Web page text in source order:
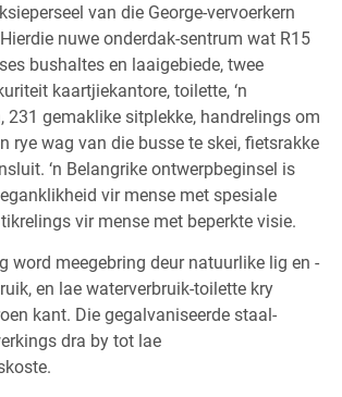
van die George-vervoerkern
nuwe onderdak-sentrum wat R15
bushaltes en laaigebiede, twee
kaartjiekantore, toilette, ‘n
231 gemaklike sitplekke, handrelings om
rye wag van die busse te skei, fietsrakke
‘n Belangrike ontwerpbeginsel is
vir mense met spesiale
vir mense met beperkte visie.
word meegebring deur natuurlike lig en -
en lae waterverbruik-toilette kry
kant. Die gegalvaniseerde staal-
dra by tot lae